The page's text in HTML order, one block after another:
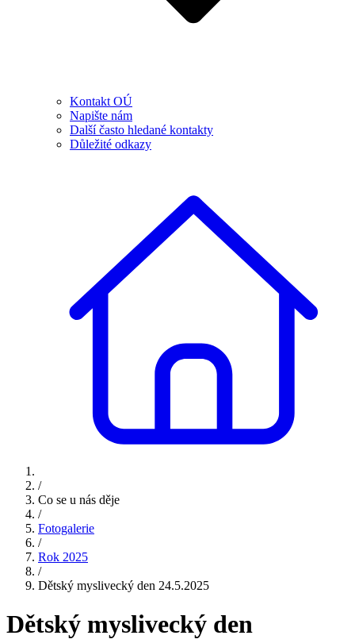
Kontakt OÚ
Napište nám
Další často hledané kontakty
Důležité odkazy
/
Co se u nás děje
/
Fotogalerie
/
Rok 2025
/
Dětský myslivecký den 24.5.2025
Dětský myslivecký den